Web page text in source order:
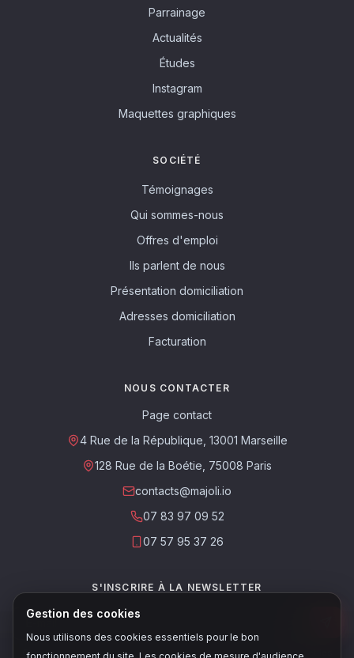
Gestion des cookies
Nous utilisons des cookies essentiels pour le bon
Parrainage
Actualités
Études
Instagram
Maquettes graphiques
SOCIÉTÉ
Témoignages
Qui sommes-nous
Offres d'emploi
Ils parlent de nous
Présentation domiciliation
Adresses domiciliation
Facturation
NOUS CONTACTER
Page contact
4 Rue de la République, 13001 Marseille
128 Rue de la Boétie, 75008 Paris
contacts@majoli.io
07 83 97 09 52
07 57 95 37 26
S'INSCRIRE À LA NEWSLETTER
Ce site est protégé par reCAPTCHA. Les règles de confidentialité